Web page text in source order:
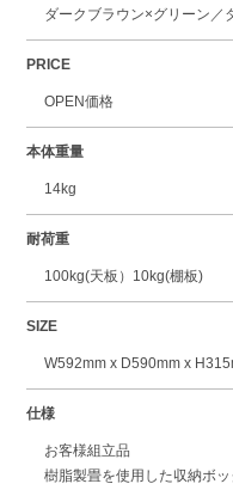
ダークブラウン×グリーン／
PRICE
OPEN価格
本体重量
14kg
耐荷重
100kg(天板）10kg(棚板)
SIZE
W592mm x D590mm x
仕様
お客様組立品
樹脂製畳を使用した収納ボッ